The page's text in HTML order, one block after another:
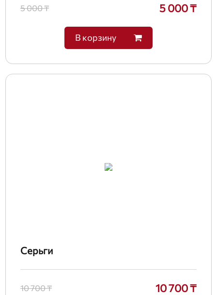
5 000 ₸ 5 000 ₸
В корзину
Серьги
10 700 ₸ 10 700 ₸